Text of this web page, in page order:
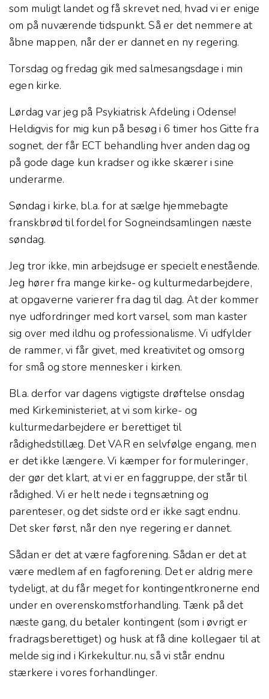
som muligt landet og få skrevet ned, hvad vi er enige
om på nuværende tidspunkt. Så er det nemmere at
åbne mappen, når der er dannet en ny regering.
Torsdag og fredag gik med salmesangsdage i min
egen kirke.
Lørdag var jeg på Psykiatrisk Afdeling i Odense!
Heldigvis for mig kun på besøg i 6 timer hos Gitte fra
sognet, der får ECT behandling hver anden dag og
på gode dage kun kradser og ikke skærer i sine
underarme.
Søndag i kirke, bl.a. for at sælge hjemmebagte
franskbrød til fordel for Sogneindsamlingen næste
søndag.
Jeg tror ikke, min arbejdsuge er specielt enestående.
Jeg hører fra mange kirke- og kulturmedarbejdere,
at opgaverne varierer fra dag til dag. At der kommer
nye udfordringer med kort varsel, som man kaster
sig over med ildhu og professionalisme. Vi udfylder
de rammer, vi får givet, med kreativitet og omsorg
for små og store mennesker i kirken.
Bl.a. derfor var dagens vigtigste drøftelse onsdag
med Kirkeministeriet, at vi som kirke- og
kulturmedarbejdere er berettiget til
rådighedstillæg. Det VAR en selvfølge engang, men
er det ikke længere. Vi kæmper for formuleringer,
der gør det klart, at vi er en faggruppe, der står til
rådighed. Vi er helt nede i tegnsætning og
parenteser, og det sidste ord er ikke sagt endnu.
Det sker først, når den nye regering er dannet.
Sådan er det at være fagforening. Sådan er det at
være medlem af en fagforening. Det er aldrig mere
tydeligt, at du får meget for kontingentkronerne end
under en overenskomstforhandling. Tænk på det
næste gang, du betaler kontingent (som i øvrigt er
fradragsberettiget) og husk at få dine kollegaer til at
melde sig ind i Kirkekultur.nu, så vi står endnu
stærkere i vores forhandlinger.